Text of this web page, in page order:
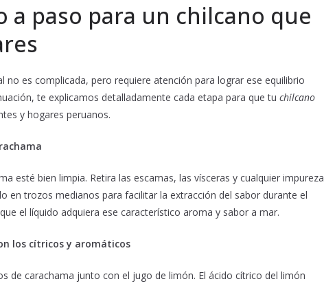
a paso para un chilcano que
no es complicada, pero requiere atención para lograr ese equilibrio
te explicamos detalladamente cada etapa para que tu chilcano
y hogares peruanos.
esté bien limpia. Retira las escamas, las vísceras y cualquier impureza
en trozos medianos para facilitar la extracción del sabor durante el
el líquido adquiera ese característico aroma y sabor a mar.
los cítricos y aromáticos
de carachama junto con el jugo de limón. El ácido cítrico del limón